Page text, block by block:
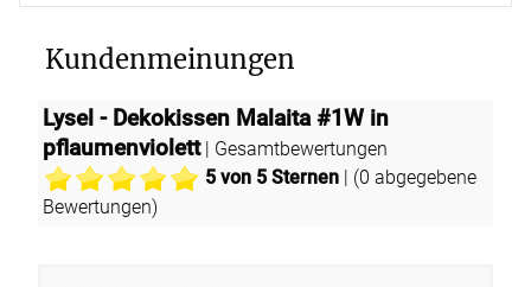
Kundenmeinungen
Lysel - Dekokissen Malaita #1W in
pflaumenviolett| Gesamtbewertungen
5von 5 Sternen | (0 abgegebene
Bewertungen)